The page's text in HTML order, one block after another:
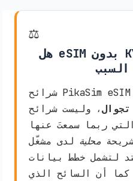
⚖️
هل eSIM بدون KYC قانوني؟ نعم،
تجوال، وليست شرائح SIM محلية. قوانين
ربما سمعتَ عنها
محلية لدى مشغّل
لتشمل خطط بيانات
كما أن السائح الذي